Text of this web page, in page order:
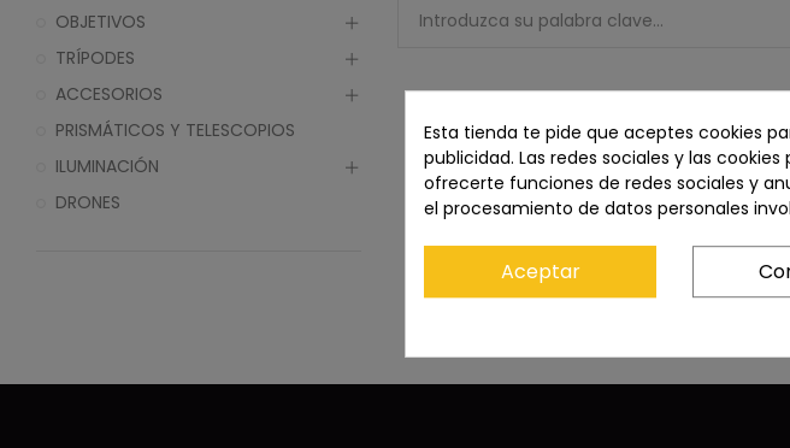
OBJETIVOS
TRÍPODES
ACCESORIOS
PRISMÁTICOS Y TELESCOPIOS
ILUMINACIÓN
DRONES
Esta tienda te pide que aceptes cookies
publicidad. Las redes sociales y las
ofrecerte funciones de redes sociales y
el procesamiento de datos personales
Aceptar